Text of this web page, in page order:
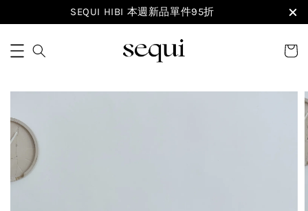
SEQUI HIBI 本週新品單件95折